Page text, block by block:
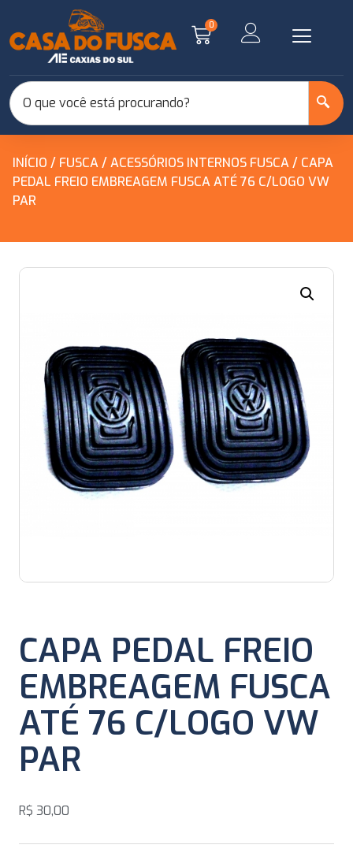
0
INÍCIO / FUSCA/ACESSÓRIOS INTERNOS FUSCA/ CAPA
PEDAL FREIO EMBREAGEM FUSCA ATÉ 76 C/LOGO VW
PAR
CAPA PEDAL FREIO
EMBREAGEM FUSCA
ATÉ 76 C/LOGO VW
PAR
R$ 30,00